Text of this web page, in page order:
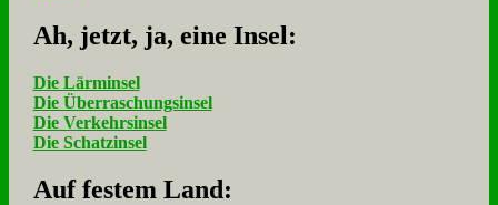
Ah, jetzt, ja, ei­ne In­sel:
Die Lärminsel
Die Überraschungsinsel
Die Verkehrsinsel
Die Schatzinsel
Auf fe­stem Land: